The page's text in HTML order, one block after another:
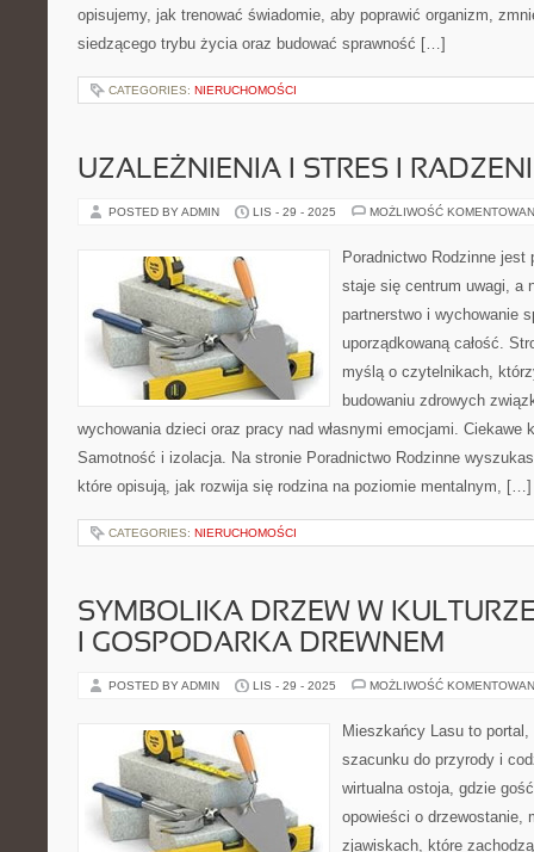
opisujemy, jak trenować świadomie, aby poprawić organizm,
siedzącego trybu życia oraz budować sprawność […]
CATEGORIES: NIERUCHOMOŚCI
UZALEŻNIENIA I STRES I
POSTED BY ADMIN LIS - 29 - 2025 MOŻLIWOŚĆ
Poradnictwo Rodzinne
staje się centrum uwagi, a
partnerstwo i wychowanie
uporządkowaną całość.
myślą o czytelnikach,
budowaniu zdrowych
wychowania dzieci oraz pracy nad własnymi emocjami. Ciekawe
Samotność i izolacja. Na stronie Poradnictwo Rodzinne
które opisują, jak rozwija się rodzina na poziomie mentalnym, […]
CATEGORIES: NIERUCHOMOŚCI
SYMBOLIKA DRZEW W
I GOSPODARKA DREWNEM
POSTED BY ADMIN LIS - 29 - 2025 MOŻLIWOŚĆ
Mieszkańcy Lasu to portal,
szacunku do przyrody i
wirtualna ostoja, gdzie
opowieści o drzewostanie,
zjawiskach, które